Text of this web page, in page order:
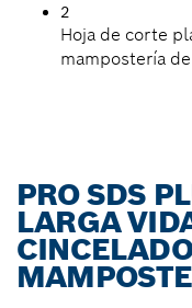
2
Hoja de corte
mampostería
PRO SDS
LARGA